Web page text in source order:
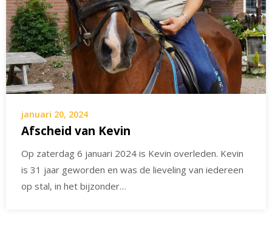
januari 20, 2024
Afscheid van Kevin
Op zaterdag 6 januari 2024 is Kevin overleden. Kevin
is 31 jaar geworden en was de lieveling van iedereen
op stal, in het bijzonder…